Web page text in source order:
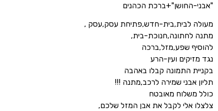
"אבני-החושן"+ברכת הכהנים
מעולה לבית,בית-חדש,פתיחת עסק,עסק ,
מתנה לחתונה,חנוכת-בית,
להוסיף שפע,מזל,ברכה
נגד מזיקים ועין-הרע
בקניית התמונה קבלו באהבה
תליון אבני שמירה לרכב,מתנה !!!
כולל משלוח מאובטח
צלצלו אלי לקבל את אבן המזל שלכם,